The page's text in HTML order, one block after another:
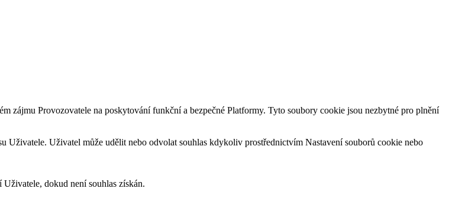
zájmu Provozovatele na poskytování funkční a bezpečné Platformy. Tyto soubory cookie jsou nezbytné pro plnění
Uživatele. Uživatel může udělit nebo odvolat souhlas kdykoliv prostřednictvím Nastavení souborů cookie nebo
dokud není souhlas získán.